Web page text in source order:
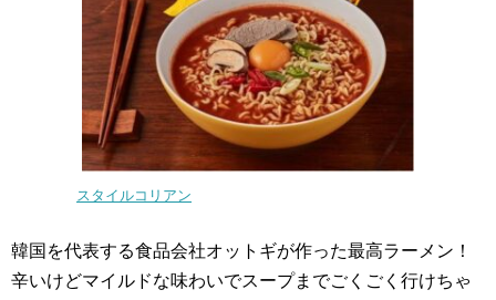
スタイルコリアン
韓国を代表する食品会社オットギが作った最高ラーメン！
辛いけどマイルドな味わいでスープまでごくごく行けちゃ